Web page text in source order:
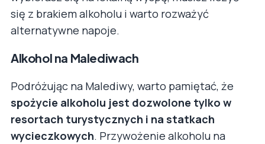
się z brakiem alkoholu i warto rozważyć
alternatywne napoje.
Alkohol na Malediwach
Podróżując na Malediwy, warto pamiętać, że
spożycie alkoholu jest dozwolone tylko w
resortach turystycznych i na statkach
wycieczkowych. Przywożenie alkoholu na